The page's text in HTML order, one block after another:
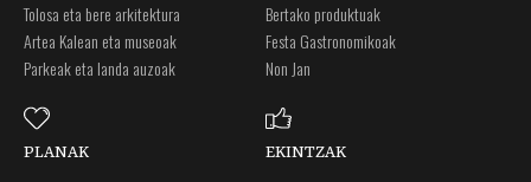
Tolosa eta bere arkitektura
Artea Kalean eta museoak
Parkeak eta landa auzoak
Bertako produktuak
Festa Gastronomikoak
Non Jan
PLANAK EKINTZAK